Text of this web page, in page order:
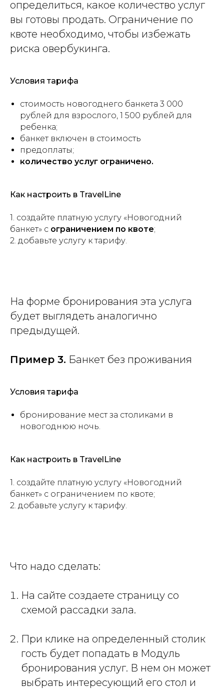
определиться, какое количество услуг
вы готовы продать. Ограничение по
квоте необходимо, чтобы избежать
риска овербукинга.
Условия тарифа
стоимость новогоднего банкета 3 000
рублей для взрослого, 1 500 рублей для
ребенка;
банкет включен в стоимость
предоплаты;
количество услуг ограничено.
Как настроить в TravelLine
1. создайте платную услугу «Новогодний
банкет» с ограничением по квоте;
2. добавьте услугу к тарифу.
На форме бронирования эта услуга
будет выглядеть аналогично
предыдущей.
Пример 3. Банкет без проживания
Условия тарифа
бронирование мест за столиками в
новогоднюю ночь.
Как настроить в TravelLine
1. создайте платную услугу «Новогодний
банкет» с ограничением по квоте;
2. добавьте услугу к тарифу.
Что надо сделать:
На сайте создаете страницу со
схемой рассадки зала.
При клике на определенный столик
гость будет попадать в Модуль
бронирования услуг. В нем он может
выбрать интересующий его стол и